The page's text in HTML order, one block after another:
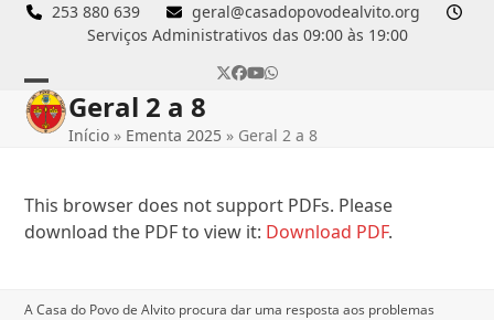
Skip
253 880 639
geral@casadopovodealvito.org
Serviços Administrativos das 09:00 às 19:00
Twitter
Facebook
YouTube
Whatsapp
Open
mobile
Close
mobile
Geral 2 a 8
Início » Ementa 2025 » Geral 2 a 8
This browser does not support PDFs. Please
download the PDF to view it: Download PDF.
A Casa do Povo de Alvito procura dar uma resposta aos problemas